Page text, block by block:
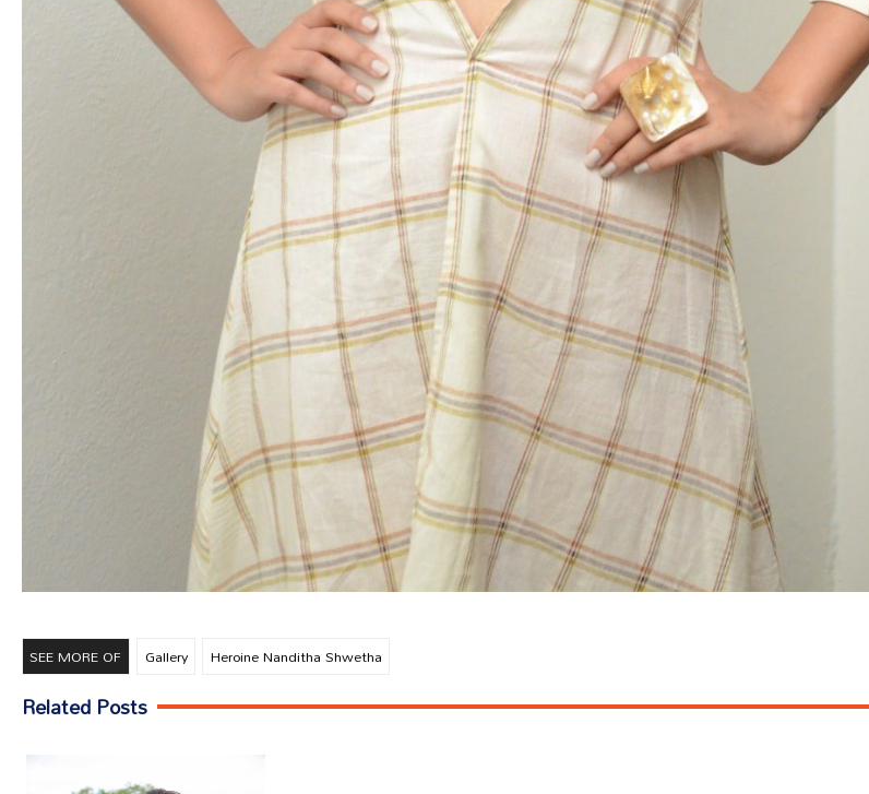
SEE MORE OF Gallery Heroine Nanditha Shwetha
Related Posts